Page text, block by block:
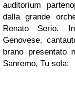
auditorium
dalla grande
Renato Serio.
Genovese,
brano presentato
Sanremo, Tu sola: